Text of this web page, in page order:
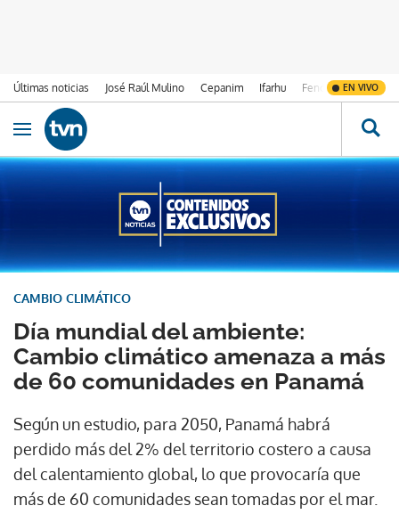
Últimas noticias José Raúl Mulino Cepanim Ifarhu Fenómeno de El
EN VIVO
Ir al contenido
Obrir navegació
Día mundial del ambiente:
Cambio climático amenaza a más
de 60 comunidades en Panamá
CAMBIO CLIMÁTICO
Según un estudio, para 2050, Panamá habrá
perdido más del 2% del territorio costero a causa
del calentamiento global, lo que provocaría que
más de 60 comunidades sean tomadas por el mar.